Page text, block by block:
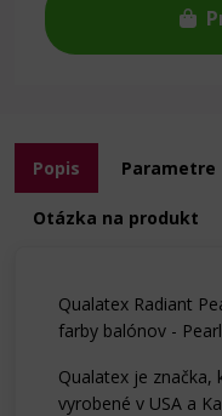
Popis Parametre
Otázka na produkt
Qualatex Radiant
farby balónov -
Qualatex je
vyrobené v USA a